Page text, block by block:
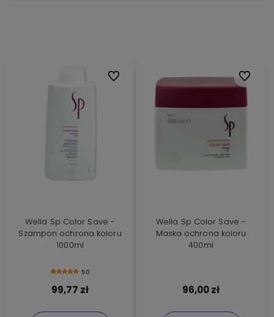
Wella Sp Color Save -
Szampon ochrona koloru
1000ml
5.0
99,77 zł
Do ulubionych
Wella Sp Color Save -
Maska ochrona koloru
400ml
96,00 zł
Do